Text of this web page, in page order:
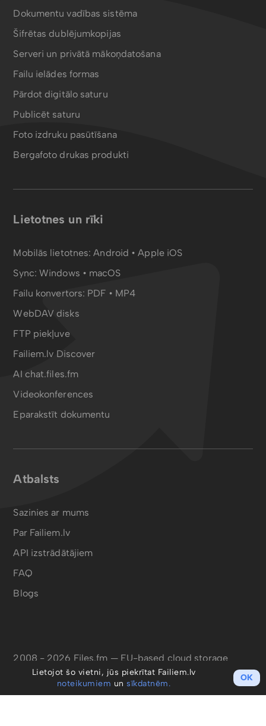
Dokumentu vadības sistēma
Šifrētas dublējumkopijas
Serveri un privātā mākoņdatošana
Failu ielādes formas
Pārdot digitālo saturu
Publicēt saturu
Foto izdruku pasūtīšana
Bergafoto drukas produkti
Lietotnes un rīki
Mobilās lietotnes:Android •Apple iOS
Sync:Windows • macOS
Failu konvertors: PDF • MP4
WebDAV disks
FTP piekļuve
Failiem.lv Discover
AI chat.files.fm
Videokonferences
Eparakstīt dokumentu
Atbalsts
Sazinies ar mums
Par Failiem.lv
API izstrādātājiem
FAQ
Blogs
2008 - 2026 Files.fm — EU-based cloud storage
Lietojot šo vietni, jūs piekrītat Failiem.lv
noteikumiem unsīkdatnēm.
OK